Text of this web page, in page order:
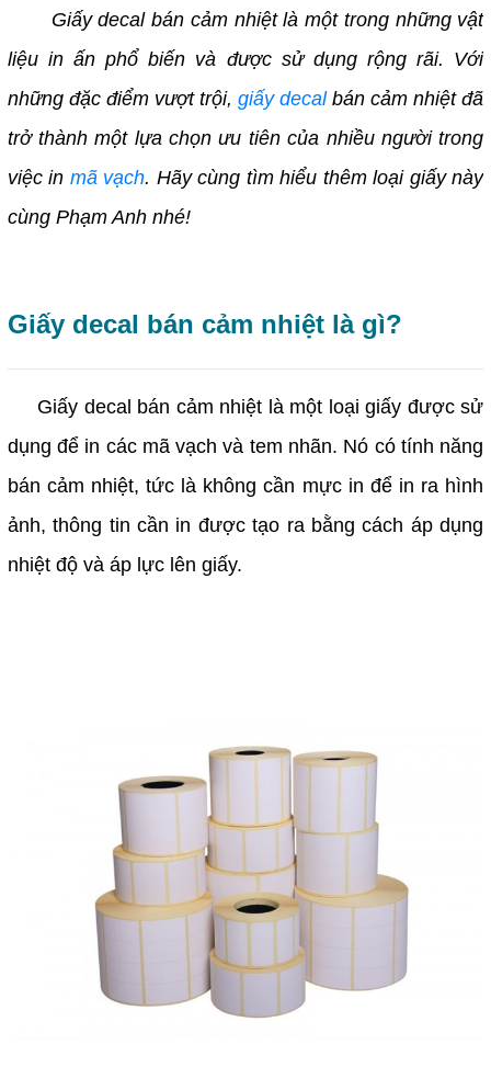
Giấy decal bán cảm nhiệt là một trong những vật
liệu in ấn phổ biến và được sử dụng rộng rãi. Với
những đặc điểm vượt trội, giấy decalbán cảm nhiệt đã
trở thành một lựa chọn ưu tiên của nhiều người trong
việc in mã vạch. Hãy cùng tìm hiểu thêm loại giấy này
cùng Phạm Anh nhé!
Giấy decal bán cảm nhiệt là gì?
Giấy decal bán cảm nhiệt là một loại giấy được sử
dụng để in các mã vạch và tem nhãn. Nó có tính năng
bán cảm nhiệt, tức là không cần mực in để in ra hình
ảnh, thông tin cần in được tạo ra bằng cách áp dụng
nhiệt độ và áp lực lên giấy.